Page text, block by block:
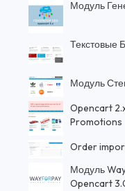
Модуль
Текстовые
Модуль
Opencart
Promotions
Order
Модуль
Opencart